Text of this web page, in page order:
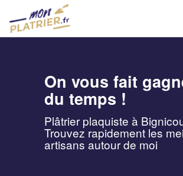
On vous fait
du temps !
Plâtrier plaquiste à
Trouvez rapidement les
artisans autour de moi